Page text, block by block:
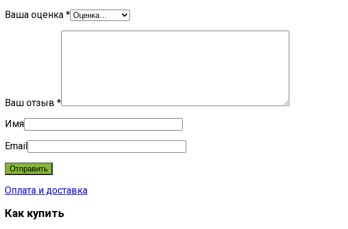
Ваша оценка *
Ваш отзыв *
Имя
Email
Оплата и доставка
Как купить